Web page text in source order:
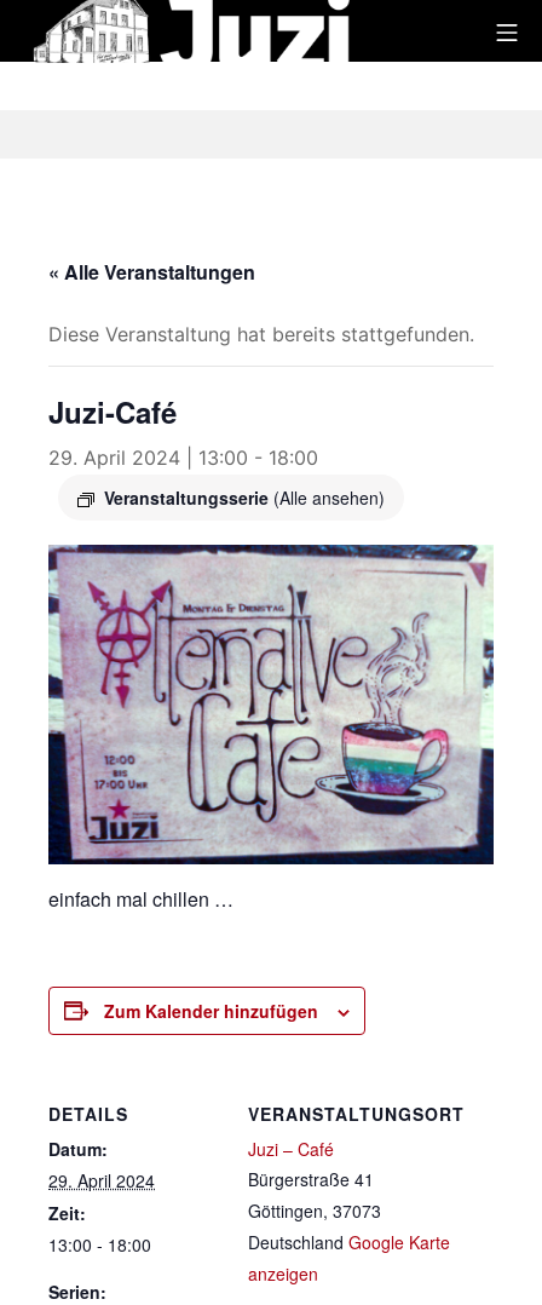
Inhalt
« Alle Veranstaltungen
Diese Veranstaltung hat bereits stattgefunden.
Juzi-Café
29. April 2024 | 13:00 - 18:00
Veranstaltungsserie (Alle ansehen)
einfach mal chillen …
Zum Kalender hinzufügen
DETAILS
Datum:
29. April 2024
Zeit:
13:00 - 18:00
Serien:
VERANSTALTUNGSORT
Juzi – Café
Bürgerstraße 41
Göttingen, 37073
Deutschland Google Karte
anzeigen